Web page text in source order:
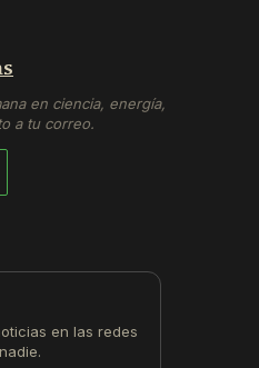
en ciencia, energía,
a tu correo.
en las redes